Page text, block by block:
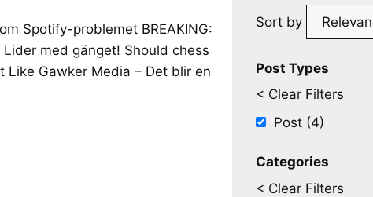
Spotify-problemet BREAKING:
med gänget! Should chess
Like Gawker Media – Det blir en
Sort by
Post Types
< Clear Filters
Post (4)
Categories
< Clear Filters